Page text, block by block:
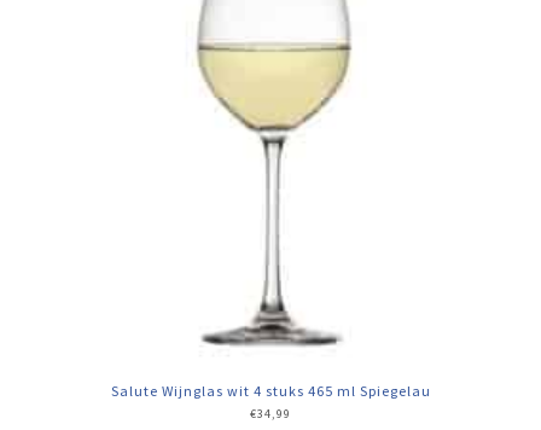
Salute Wijnglas wit 4 stuks 465 ml Spiegelau
€34,99